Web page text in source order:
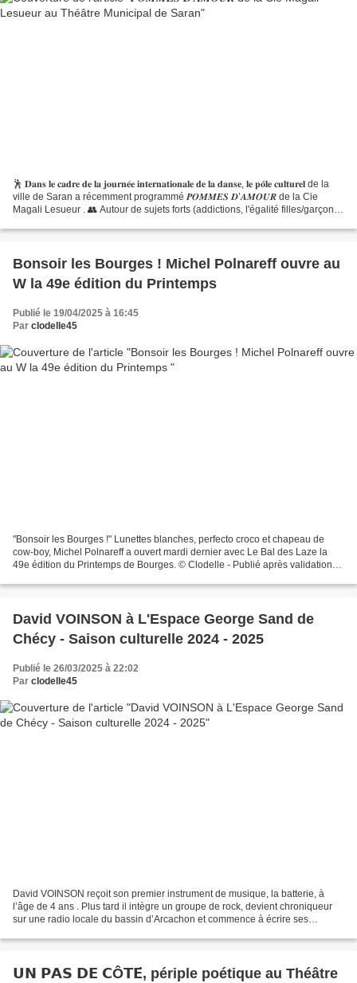
🕺 𝐃𝐚𝐧𝐬 𝐥𝐞 𝐜𝐚𝐝𝐫𝐞 𝐝𝐞 𝐥𝐚 𝐣𝐨𝐮𝐫𝐧𝐞́𝐞 𝐢𝐧𝐭𝐞𝐫𝐧𝐚𝐭𝐢𝐨𝐧𝐚𝐥𝐞 𝐝𝐞 𝐥𝐚 𝐝𝐚𝐧𝐬𝐞, 𝐥𝐞 𝐩𝐨̂𝐥𝐞 𝐜𝐮𝐥𝐭𝐮𝐫𝐞𝐥 de la
ville de Saran a récemment programmé 𝑷𝑶𝑴𝑴𝑬𝑺 𝑫’𝑨𝑴𝑶𝑼𝑹 de la Cie
Magali Lesueur . 👥 Autour de sujets forts (addictions, l'égalité filles/garçons,
Bonsoir les Bourges ! Michel Polnareff ouvre au
W la 49e édition du Printemps
Publié le 19/04/2025 à 16:45
Par clodelle45
"Bonsoir les Bourges !" Lunettes blanches, perfecto croco et chapeau de
cow-boy, Michel Polnareff a ouvert mardi dernier avec Le Bal des Laze la
49e édition du Printemps de Bourges. © Clodelle - Publié après validation
David VOINSON à L'Espace George Sand de
Chécy - Saison culturelle 2024 - 2025
Publié le 26/03/2025 à 22:02
Par clodelle45
David VOINSON reçoit son premier instrument de musique, la batterie, à
l’âge de 4 ans . Plus tard il intègre un groupe de rock, devient chroniqueur
sur une radio locale du bassin d’Arcachon et commence à écrire ses
𝗨𝗡 𝗣𝗔𝗦 𝗗𝗘 𝗖Ô𝗧𝗘́, périple poétique au Théâtre